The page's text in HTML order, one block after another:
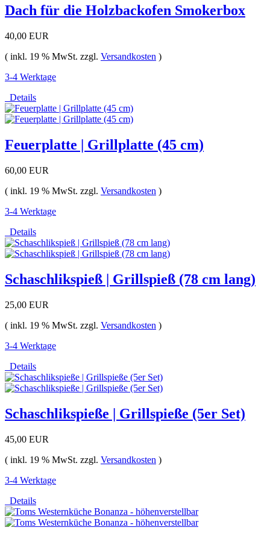
Dach für die Holzbackofen Smokerbox
40,00 EUR
( inkl. 19 % MwSt. zzgl. Versandkosten )
3-4 Werktage
Details
Feuerplatte | Grillplatte (45 cm)
60,00 EUR
( inkl. 19 % MwSt. zzgl. Versandkosten )
3-4 Werktage
Details
Schaschlikspieß | Grillspieß (78 cm lang)
25,00 EUR
( inkl. 19 % MwSt. zzgl. Versandkosten )
3-4 Werktage
Details
Schaschlikspieße | Grillspieße (5er Set)
45,00 EUR
( inkl. 19 % MwSt. zzgl. Versandkosten )
3-4 Werktage
Details